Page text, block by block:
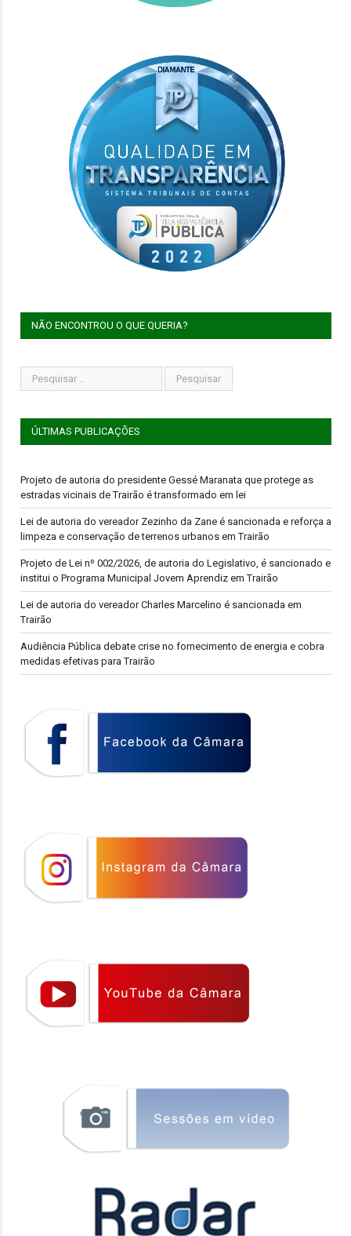
NÃO ENCONTROU O QUE QUERIA?
ÚLTIMAS PUBLICAÇÕES
Projeto de autoria do presidente Gessé Maranata que protege as
estradas vicinais de Trairão é transformado em lei
Lei de autoria do vereador Zezinho da Zane é sancionada e reforça a
limpeza e conservação de terrenos urbanos em Trairão
Projeto de Lei nº 002/2026, de autoria do Legislativo, é sancionado e
institui o Programa Municipal Jovem Aprendiz em Trairão
Lei de autoria do vereador Charles Marcelino é sancionada em
Trairão
Audiência Pública debate crise no fornecimento de energia e cobra
medidas efetivas para Trairão